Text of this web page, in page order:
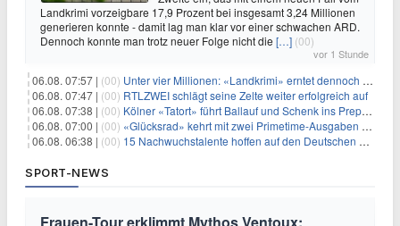
Landkrimi vorzeigbare 17,9 Prozent bei insgesamt 3,24 Millionen
generieren konnte - damit lag man klar vor einer schwachen ARD.
Dennoch konnte man trotz neuer Folge nicht die […] (00)
vor 1 Stunde
06.08. 07:57 | (00) Unter vier Millionen: «Landkrimi» erntet dennoch Primetime-Führung
06.08. 07:47 | (00) RTLZWEI schlägt seine Zelte weiter erfolgreich auf
06.08. 07:38 | (00) Kölner «Tatort» führt Ballauf und Schenk ins Prepper-Milieu
06.08. 07:00 | (00) «Glücksrad» kehrt mit zwei Primetime-Ausgaben zurück
06.08. 06:38 | (00) 15 Nachwuchstalente hoffen auf den Deutschen Radiopreis
SPORT-NEWS